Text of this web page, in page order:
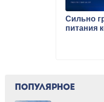
Сильно
питания
ПОПУЛЯРНОЕ